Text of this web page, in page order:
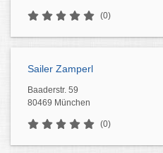
(0)
Sailer Zamperl
Baaderstr. 59
80469 München
(0)